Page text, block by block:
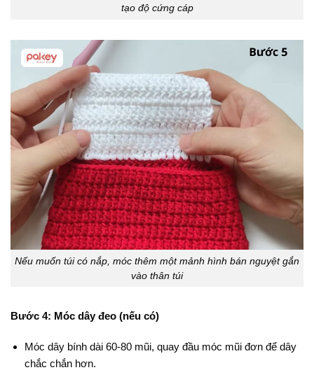
tạo độ cứng cáp
Nếu muốn túi có nắp, móc thêm một mảnh hình bán nguyệt gắn
vào thân túi
Bước 4: Móc dây đeo (nếu có)
Móc dây bính dài 60-80 mũi, quay đầu móc mũi đơn để dây
chắc chắn hơn.